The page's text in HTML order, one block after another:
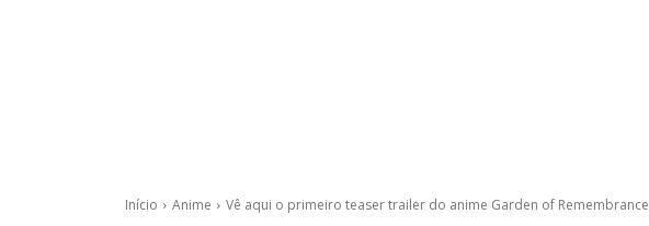
Início Anime Vê aqui o primeiro teaser trailer do anime Garden of Remembrance